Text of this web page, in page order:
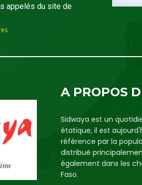
appelés du site de
A PROPOS
Sidwaya est un
étatique, il est
référence par la
distribué
également dans les
Faso.